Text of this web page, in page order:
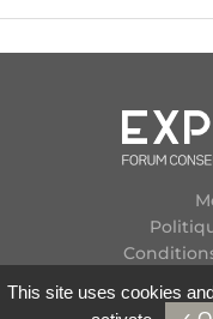
This site uses cookies